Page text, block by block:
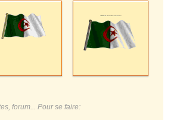
forum... Pour se faire: